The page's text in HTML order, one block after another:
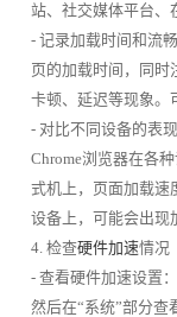
站、社交媒体平台、
- 记录加载时间和流
页的加载时间，同时
卡顿、延迟等现象。
- 对比不同设备的表
Chrome浏览器在各
式机上，页面加载速
设备上，可能会出现
4. 检查硬件加速情况
- 查看硬件加速设置
然后在“系统”部分查